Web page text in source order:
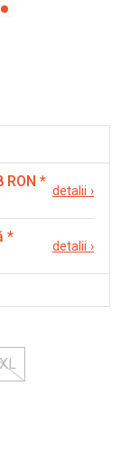
RON *
detalii ›
*
detalii ›